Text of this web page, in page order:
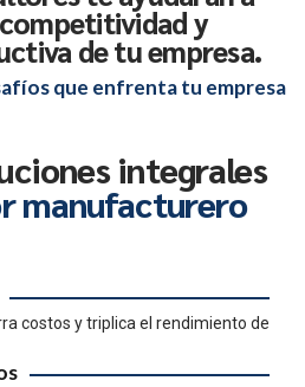
y
de tu empresa.
que enfrenta tu empresa
integrales
manufacturero
costos y triplica el rendimiento de